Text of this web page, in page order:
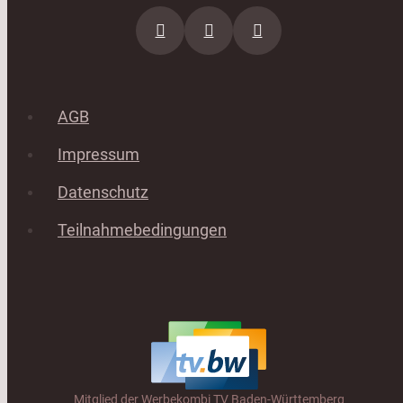
AGB
Impressum
Datenschutz
Teilnahmebedingungen
Mitglied der Werbekombi TV Baden-Württemberg